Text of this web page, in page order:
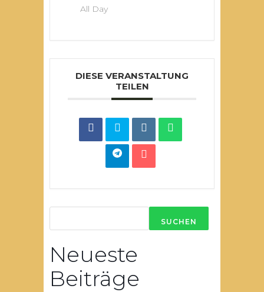
All Day
DIESE VERANSTALTUNG
TEILEN
SUCHEN
Neueste
Beiträge